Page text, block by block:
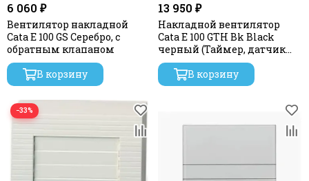
6 060 ₽
Вентилятор накладной
Cata E 100 GS Серебро, с
обратным клапаном
В корзину
13 950 ₽
Накладной вентилятор
Cata E 100 GTH Bk Black
черный (Таймер, датчик
влажности, термометр,
дисплей) + обратный
клапан
В корзину
−33%